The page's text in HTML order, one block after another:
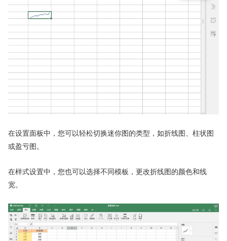
在设置面板中，您可以轻松切换迷你图的类型，如折线图、柱状图
或盈亏图。
在样式设置中，您也可以选择不同模板，更改折线图的颜色和线
宽。